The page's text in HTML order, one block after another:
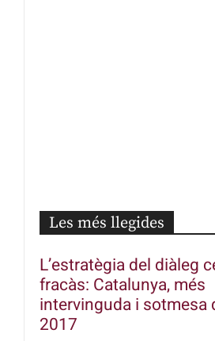
Les més llegides
L’estratègia del diàleg
fracàs: Catalunya, més
intervinguda i sotmesa
2017